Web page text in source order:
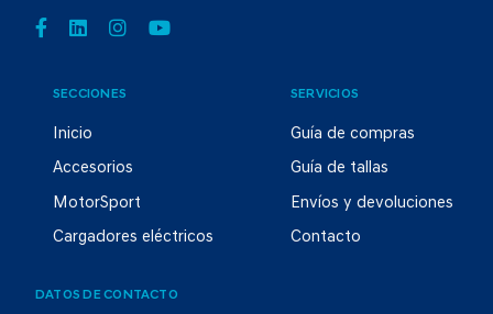
SECCIONES
Inicio
Accesorios
MotorSport
Cargadores eléctricos
SERVICIOS
Guía de compras
Guía de tallas
Envíos y devoluciones
Contacto
DATOS DE CONTACTO